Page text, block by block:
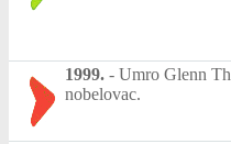
1999. - Umro Glenn
nobelovac.